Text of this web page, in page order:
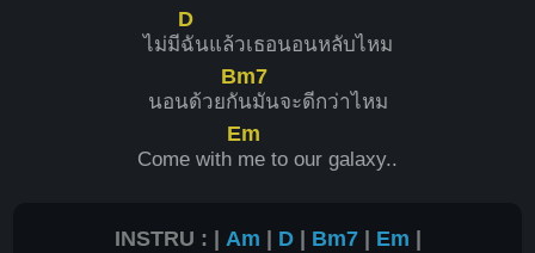
ไม่มี
D
ฉันแล้วเธอนอนหลับไหม
นอนด้วยกั
Bm7
นมันจะดีกว่าไหม
Come with
Em
me to our galaxy..
INSTRU : | Am | D| Bm7| Em |